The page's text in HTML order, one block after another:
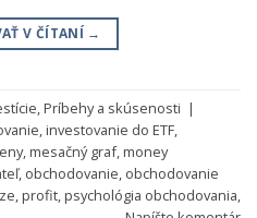
V ČÍTANÍ →
,Príbehy a skúsenosti |
,investovanie do ETF,
,mesačný graf,money
, obchodovanie, obchodovanie
,profit,psychológia obchodovania,